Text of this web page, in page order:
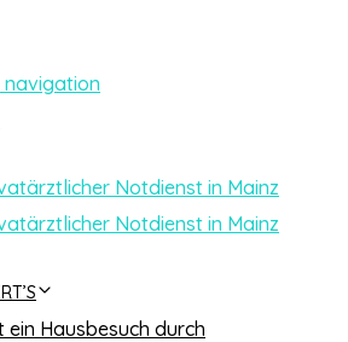
navigation
ein Hausbesuch durch